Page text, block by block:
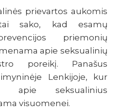
prievartos aukomis
sako, kad esamų
priemonių
apie seksualinių
poreikį. Panašus
Lenkijoje, kur
apie seksualinius
visuomenei.